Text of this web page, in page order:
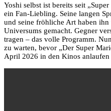
Yoshi selbst ist bereits seit
ein Fan-Liebling. Seine langen
und seine fröhliche Art haben
Universums gemacht. Gegner
tragen – das volle Programm.
zu warten, bevor „Der Super
April 2026 in den Kinos